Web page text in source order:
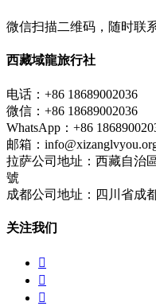
微信扫描二维码，随时联
西藏域龍旅行社
电话：+86 18689002036
微信：+86 18689002036
WhatsApp：+86
邮箱：
拉萨公司地址：西藏自治
號
成都公司地址：四川省成
关注我们


